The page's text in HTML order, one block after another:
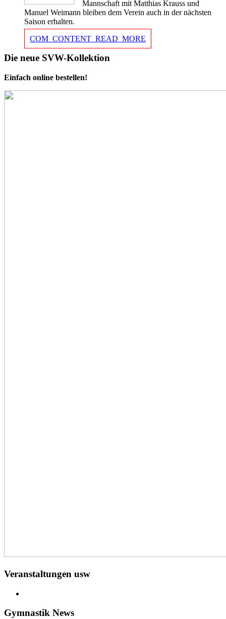
Mannschaft mit Matthias Krauss und
Manuel Weimann bleiben dem Verein auch in der nächsten
Saison erhalten.
COM_CONTENT_READ_MORE
Die neue SVW-Kollektion
Einfach online bestellen!
Veranstaltungen usw
Gymnastik News